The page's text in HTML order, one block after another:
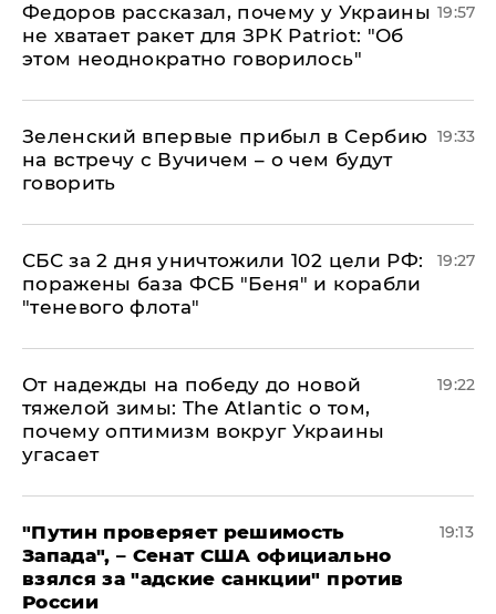
Федоров рассказал, почему у Украины
не хватает ракет для ЗРК Patriot: "Об
этом неоднократно говорилось"
19:57
Зеленский впервые прибыл в Сербию
на встречу с Вучичем – о чем будут
говорить
19:33
СБС за 2 дня уничтожили 102 цели РФ:
поражены база ФСБ "Беня" и корабли
"теневого флота"
19:27
От надежды на победу до новой
тяжелой зимы: The Atlantic о том,
почему оптимизм вокруг Украины
угасает
19:22
"Путин проверяет решимость
Запада", – Сенат США официально
взялся за "адские санкции" против
России
19:13